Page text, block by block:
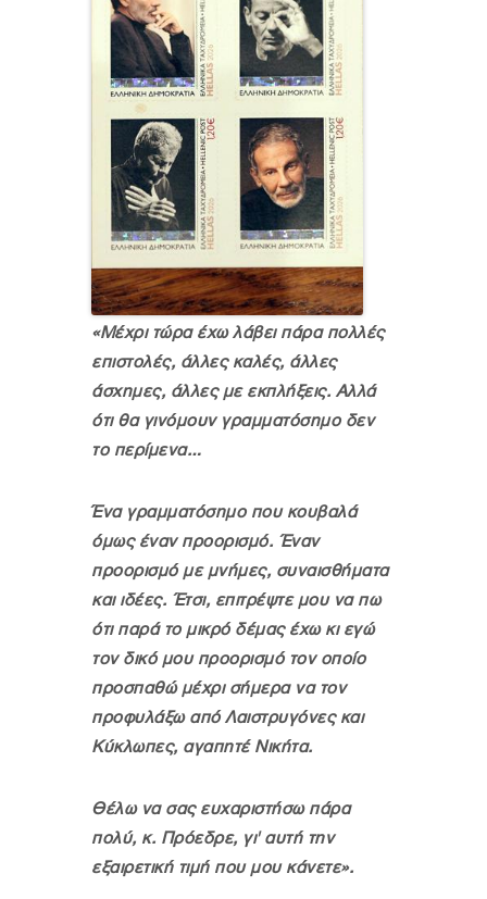
«Μέχρι τώρα έχω λάβει πάρα πολλές
επιστολές, άλλες καλές, άλλες
άσχημες, άλλες με εκπλήξεις. Αλλά
ότι θα γινόμουν γραμματόσημο δεν
το περίμενα…
Ένα γραμματόσημο που κουβαλά
όμως έναν προορισμό. Έναν
προορισμό με μνήμες, συναισθήματα
και ιδέες. Έτσι, επιτρέψτε μου να πω
ότι παρά το μικρό δέμας έχω κι εγώ
τον δικό μου προορισμό τον οποίο
προσπαθώ μέχρι σήμερα να τον
προφυλάξω από Λαιστρυγόνες και
Κύκλωπες, αγαπητέ Νικήτα.
Θέλω να σας ευχαριστήσω πάρα
πολύ, κ. Πρόεδρε, γι' αυτή την
εξαιρετική τιμή που μου κάνετε».